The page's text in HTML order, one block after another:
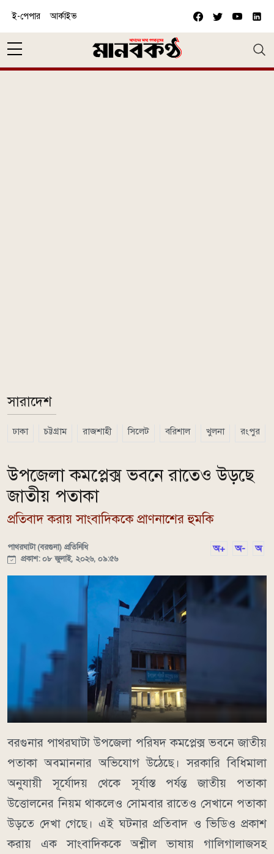
ই-পেপার আর্কাইভ
সারাদেশ
ঢাকা চট্টগ্রাম রাজশাহী সিলেট বরিশাল খুলনা রংপুর
উপজেলা কমপ্লেক্স ভবনে রাতেও উড়ছে
জাতীয় পতাকা
প্রতিবাদ করায় সাংবাদিককে প্রাণনাশের হুমকি
পাথরঘাটা (বরগুনা) প্রতিনিধি
প্রকাশ: ০৮ জুলাই, ২০২৬, ০৯:৫৬
অ+ অ- অ
বরগুনার পাথরঘাটা উপজেলা পরিষদ কমপ্লেক্স ভবনে জাতীয়
পতাকা অবমাননার অভিযোগ উঠেছে। সরকারি বিধিমালা
অনুযায়ী সূর্যোদয় থেকে সূর্যাস্ত পর্যন্ত জাতীয় পতাকা
উত্তোলনের নিয়ম থাকলেও সোমবার রাতেও সেখানে পতাকা
উড়তে দেখা গেছে। এই ঘটনার প্রতিবাদ ও ভিডিও প্রকাশ
করায় এক সাংবাদিককে অশ্লীল ভাষায় গালিগালাজসহ